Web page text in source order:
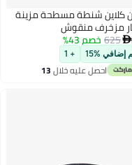
كلاين شنطة مسطحة مزينة
مزخرف منقوش
625خصم 43%
%15
+ 1
احصل عليه خلال13
اغسطس